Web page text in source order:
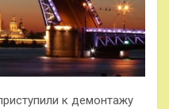
к демонтажу